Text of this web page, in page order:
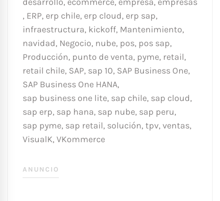
, ERP, erp chile, erp cloud, erp sap,
infraestructura, kickoff, Mantenimiento,
navidad, Negocio, nube, pos, pos sap,
Producción, punto de venta, pyme, retail,
retail chile, SAP, sap 10, SAP Business One,
SAP Business One HANA,
sap business one lite, sap chile, sap cloud,
sap erp, sap hana, sap nube, sap peru,
sap pyme, sap retail, solución, tpv, ventas,
VisualK, VKommerce
ANUNCIO